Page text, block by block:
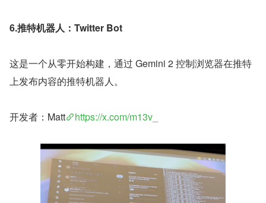
6.推特机器人：Twitter Bot
这是一个从零开始构建，通过 Gemini 2 控制浏览器在推特
上发布内容的推特机器人。
开发者：Matt https://x.com/m13v_